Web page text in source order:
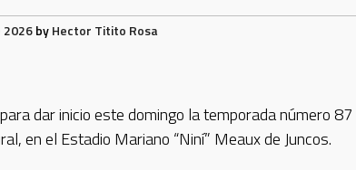
2026byHector Titito Rosa
dar inicio este domingo la temporada número 87
en el Estadio Mariano “Niní” Meaux de Juncos.